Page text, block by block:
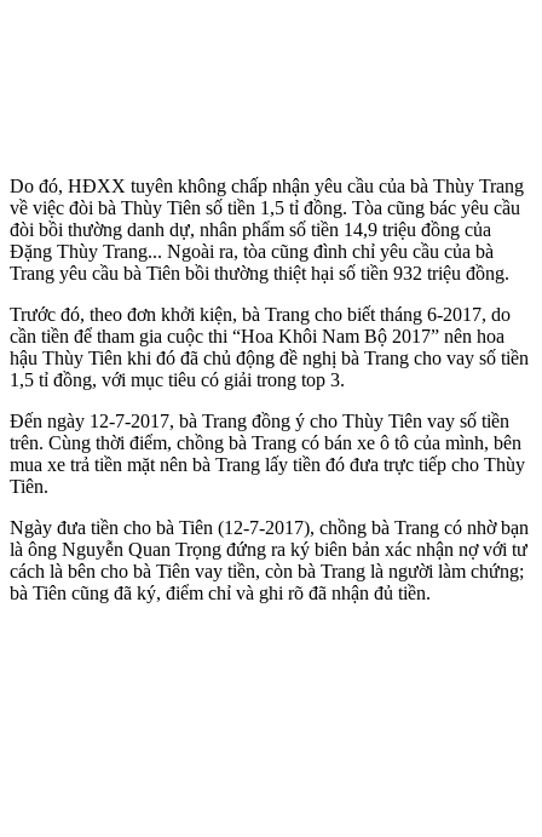
Do đó, HĐXX tuyên không chấp nhận yêu cầu của bà Thùy Trang
về việc đòi bà Thùy Tiên số tiền 1,5 tỉ đồng. Tòa cũng bác yêu cầu
đòi bồi thường danh dự, nhân phẩm số tiền 14,9 triệu đồng của
Đặng Thùy Trang... Ngoài ra, tòa cũng đình chỉ yêu cầu của bà
Trang yêu cầu bà Tiên bồi thường thiệt hại số tiền 932 triệu đồng.
Trước đó, theo đơn khởi kiện, bà Trang cho biết tháng 6-2017, do
cần tiền để tham gia cuộc thi “Hoa Khôi Nam Bộ 2017” nên hoa
hậu Thùy Tiên khi đó đã chủ động đề nghị bà Trang cho vay số tiền
1,5 tỉ đồng, với mục tiêu có giải trong top 3.
Đến ngày 12-7-2017, bà Trang đồng ý cho Thùy Tiên vay số tiền
trên. Cùng thời điểm, chồng bà Trang có bán xe ô tô của mình, bên
mua xe trả tiền mặt nên bà Trang lấy tiền đó đưa trực tiếp cho Thùy
Tiên.
Ngày đưa tiền cho bà Tiên (12-7-2017), chồng bà Trang có nhờ bạn
là ông Nguyễn Quan Trọng đứng ra ký biên bản xác nhận nợ với tư
cách là bên cho bà Tiên vay tiền, còn bà Trang là người làm chứng;
bà Tiên cũng đã ký, điểm chỉ và ghi rõ đã nhận đủ tiền.